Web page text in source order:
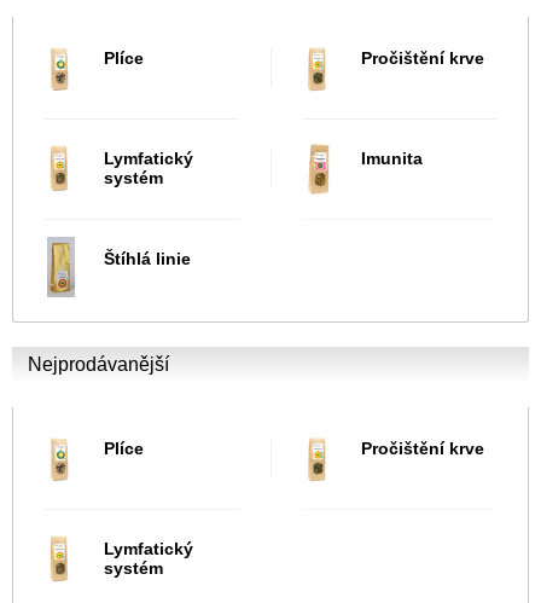
Plíce Pročištění krve
Lymfatický
systém
Imunita
Štíhlá linie
Nejprodávanější
Plíce Pročištění krve
Lymfatický
systém